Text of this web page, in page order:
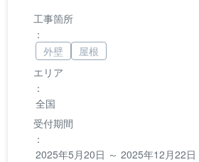
エリア
：
全国
受付期間
：
2025年5月20日 ～ 2025年12月22日
工事箇所
：
外壁
屋根